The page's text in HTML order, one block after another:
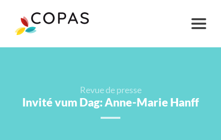
Revue de presse
Invité vum Dag: Anne-Marie Hanff